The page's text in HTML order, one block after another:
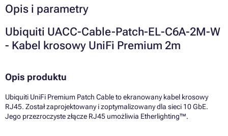
Opis i parametry
Ubiquiti UACC-Cable-Patch-EL-C6A-2M-W
- Kabel krosowy UniFi Premium 2m
Opis produktu
Ubiquiti UniFi Premium Patch Cable to ekranowany kabel krosowy
RJ45. Został zaprojektowany i zoptymalizowany dla sieci 10 GbE.
Jego przezroczyste złącze RJ45 umożliwia Etherlighting™.